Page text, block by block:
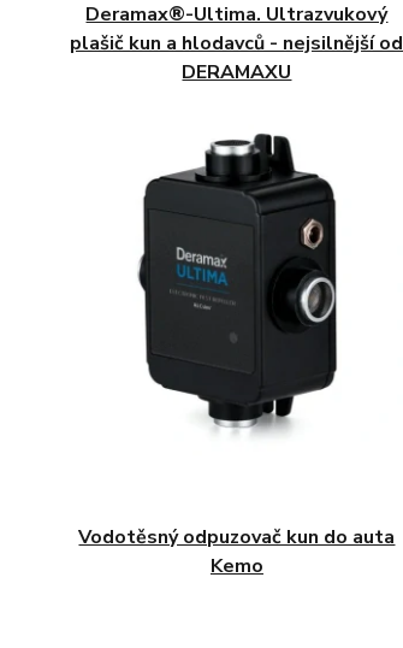
Deramax®-Ultima. Ultrazvukový
plašič kun a hlodavců - nejsilnější od
DERAMAXU
Vodotěsný odpuzovač kun do auta
Kemo